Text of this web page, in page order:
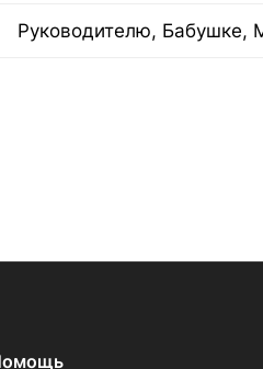
Руководителю,